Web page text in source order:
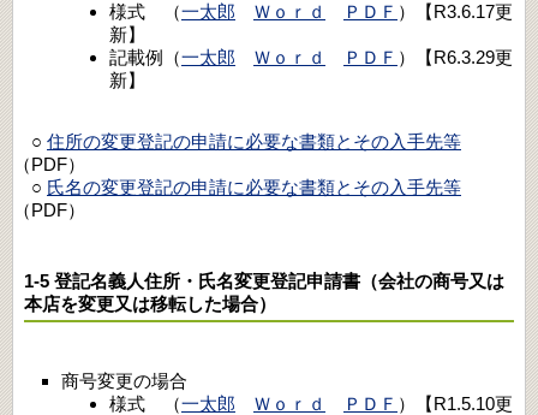
様式 （一太郎 Ｗｏｒｄ ＰＤＦ ）【R3.6.17更
新】
記載例（一太郎 Ｗｏｒｄ ＰＤＦ ）【R6.3.29更
新】
○ 住所の変更登記の申請に必要な書類とその入手先等
（PDF）
○ 氏名の変更登記の申請に必要な書類とその入手先等
（PDF）
1-5 登記名義人住所・氏名変更登記申請書（会社の商号又は
本店を変更又は移転した場合）
商号変更の場合
様式 （一太郎 Ｗｏｒｄ ＰＤＦ ）【R1.5.10更